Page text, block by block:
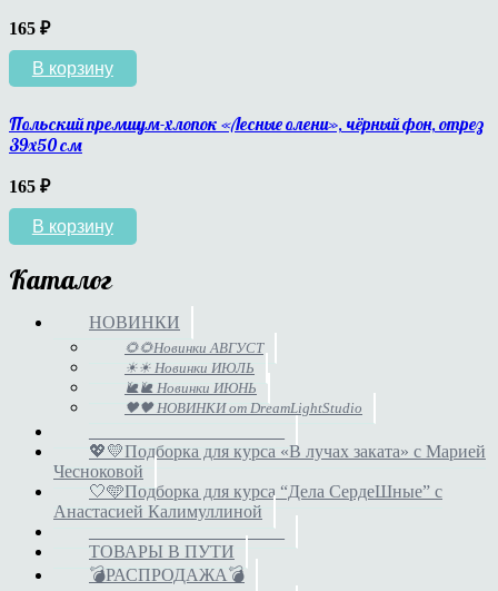
165 ₽
В корзину
Польский премиум-хлопок «Лесные олени», чёрный фон, отрез
39х50 см
165 ₽
В корзину
Каталог
НОВИНКИ
🌻🌻Новинки АВГУСТ
☀☀ Новинки ИЮЛЬ
🐌🐌 Новинки ИЮНЬ
🖤🖤 НОВИНКИ от DreamLightStudio
💖💛Подборка для курса «В лучах заката» с Марией
Чесноковой
🤍🩵Подборка для курса “Дела СердеШные” с
Анастасией Калимуллиной
______________________
ТОВАРЫ В ПУТИ
💣РАСПРОДАЖА💣